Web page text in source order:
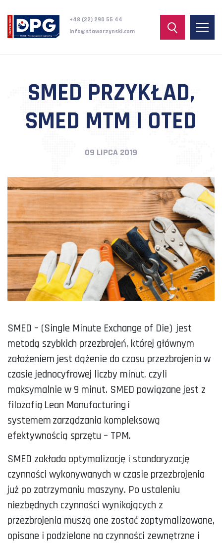
+48 (22) 290 55 44
info@staworzynski.com
SMED PRZYKŁAD,
SMED MTM I OTED
09 LIPCA 2019
SMED – (Single Minute Exchange of Die) jest
metodą szybkich przezbrojeń, której głównym
założeniem jest dążenie do czasu przezbrojenia w
czasie jednocyfrowej liczby minut, czyli
maksymalnie w 9 minut. SMED powiązane jest z
filozofią Lean Manufacturing i
systemem zarządzania kompleksową
efektywnością sprzętu – TPM.
SMED zakłada optymalizację i standaryzację
czynności wykonywanych w czasie przezbrojenia
już po zatrzymaniu maszyny. Po ustaleniu
niezbędnych czynności wynikających z
przezbrojenia muszą one zostać zoptymalizowane,
opisane i podzielone na czynności zewnętrzne i